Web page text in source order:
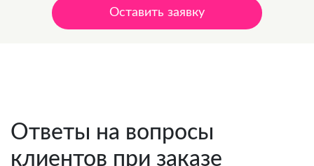
Оставить заявку
Ответы на вопросы
клиентов при заказе